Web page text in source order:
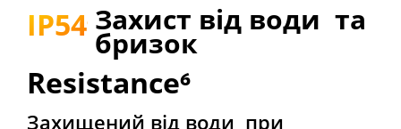
Захищений від води  при
Resistance⁶
Захист від води  та
бризок
IP54⁶